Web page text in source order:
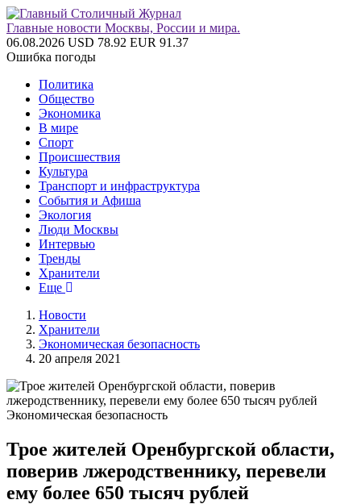
Главные новости Москвы, России и мира.
06.08.2026 USD 78.92 EUR 91.37
Ошибка погоды
Политика
Общество
Экономика
В мире
Спорт
Происшествия
Культура
Транспорт и инфраструктура
События и Афиша
Экология
Люди Москвы
Интервью
Тренды
Хранители
Еще
Новости
Хранители
Экономическая безопасность
20 апреля 2021
Экономическая безопасность
Трое жителей Оренбургской области,
поверив лжеродственнику, перевели
ему более 650 тысяч рублей